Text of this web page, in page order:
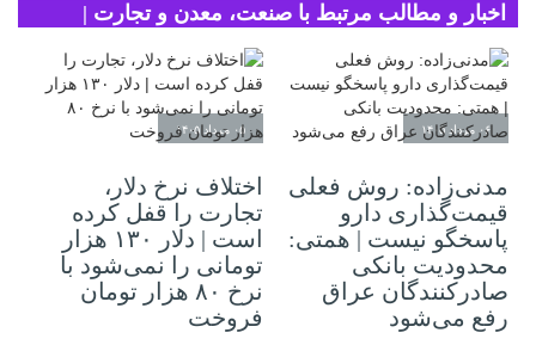
اخبار و مطالب مرتبط با صنعت، معدن و تجارت |
تحلیل سرمایه
۰۶ مرداد ۱۴۰۵
مدنی‌زاده: روش فعلی
قیمت‌گذاری دارو
پاسخگو نیست | همتی:
محدودیت بانکی
صادرکنندگان عراق
رفع می‌شود
۰۵ مرداد ۱۴۰۵
اختلاف نرخ دلار،
تجارت را قفل کرده
است | دلار ۱۳۰ هزار
تومانی را نمی‌شود با
نرخ ۸۰ هزار تومان
فروخت